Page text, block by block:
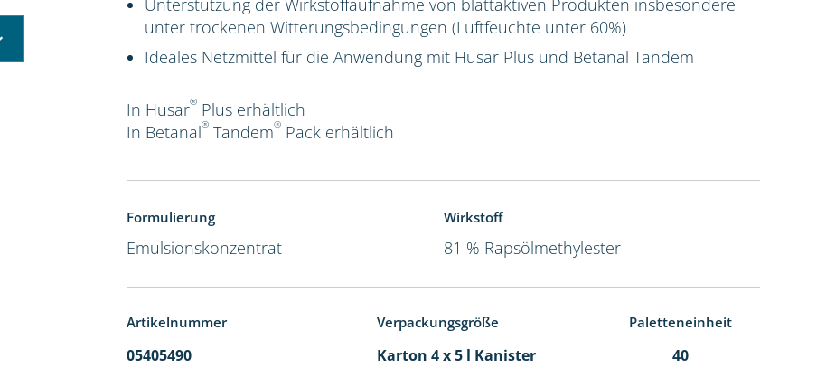
unter trockenen Witterungsbedingungen (Luftfeuchte unter 60%)
Ideales Netzmittel für die Anwendung mit Husar Plus und Betanal Tandem
In Husar® Plus erhältlich
In Betanal® Tandem® Pack erhältlich
Formulierung
Emulsionskonzentrat
Wirkstoff
81 % Rapsölmethylester
Artikelnummer Verpackungsgröße Paletteneinheit
05405490 Karton 4 x 5 l Kanister
40